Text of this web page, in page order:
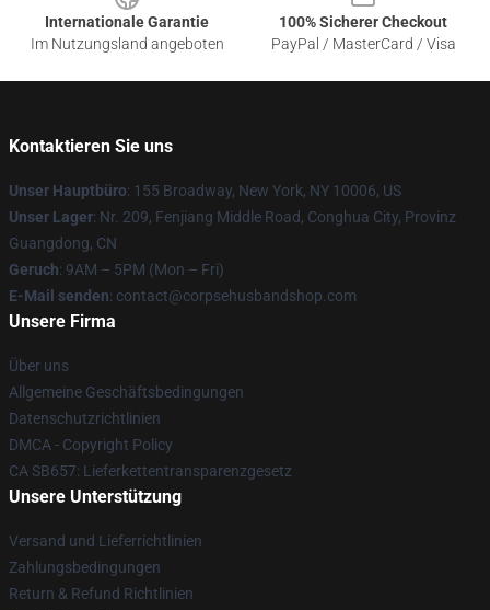
Internationale Garantie
Im Nutzungsland angeboten
100% Sicherer Checkout
PayPal / MasterCard / Visa
Kontaktieren Sie uns
Unser Hauptbüro: 155 Broadway, New York, NY 10006, US
Unser Lager: Nr. 209, Fenjiang Middle Road, Conghua City, Provinz
Guangdong, CN
Geruch: 9AM – 5PM (Mon – Fri)
E-Mail senden: contact@corpsehusbandshop.com
Unsere Firma
Über uns
Allgemeine Geschäftsbedingungen
Datenschutzrichtlinien
DMCA - Copyright Policy
CA SB657: Lieferkettentransparenzgesetz
Unsere Unterstützung
Versand und Lieferrichtlinien
Zahlungsbedingungen
Return & Refund Richtlinien